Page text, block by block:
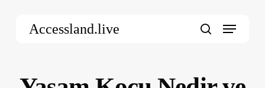
Accessland.live Menu